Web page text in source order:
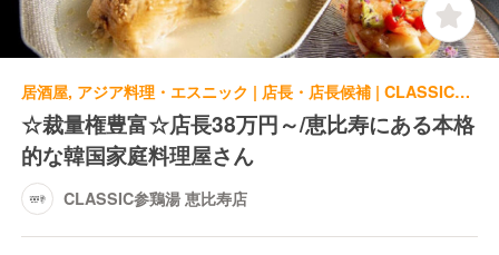
居酒屋, アジア料理・エスニック | 店長・店長候補 | CLASSIC参鶏湯 恵比寿店
☆裁量権豊富☆店長38万円～/恵比寿にある本格
的な韓国家庭料理屋さん
CLASSIC参鶏湯 恵比寿店